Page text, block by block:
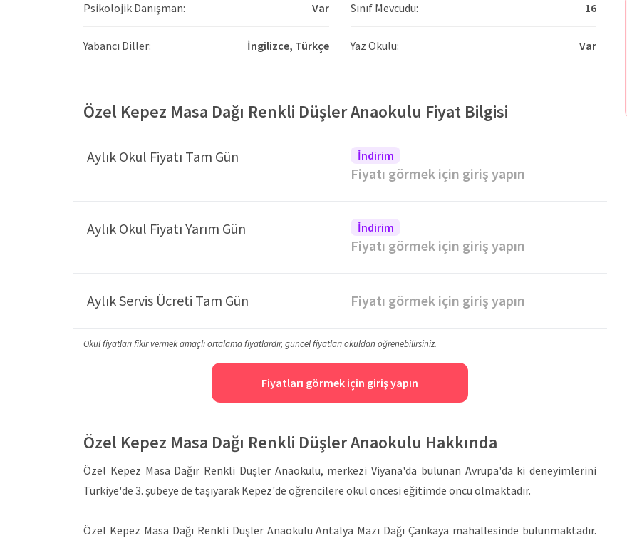
Psikolojik Danışman: Var Sınıf Mevcudu: 16
Yabancı Diller: İngilizce, Türkçe Yaz Okulu: Var
Özel Kepez Masa Dağı Renkli Düşler Anaokulu Fiyat Bilgisi
Aylık Okul Fiyatı Tam Gün İndirim
Fiyatı görmek için giriş yapın
Aylık Okul Fiyatı Yarım Gün İndirim
Fiyatı görmek için giriş yapın
Aylık Servis Ücreti Tam Gün Fiyatı görmek için giriş yapın
Okul fiyatları fikir vermek amaçlı ortalama fiyatlardır, güncel fiyatları okuldan öğrenebilirsiniz.
Fiyatları görmek için giriş yapın
Özel Kepez Masa Dağı Renkli Düşler Anaokulu Hakkında
Özel Kepez Masa Dağır Renkli Düşler Anaokulu, merkezi Viyana'da bulunan Avrupa'da ki deneyimlerini
Türkiye'de 3. şubeye de taşıyarak Kepez'de öğrencilere okul öncesi eğitimde öncü olmaktadır.
Özel Kepez Masa Dağı Renkli Düşler Anaokulu Antalya Mazı Dağı Çankaya mahallesinde bulunmaktadır.